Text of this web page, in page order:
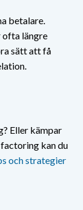
betalare.
ofta längre
sätt att få
Eller kämpar
kan du
och strategier